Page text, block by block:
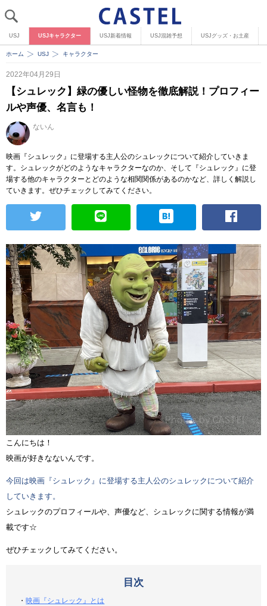
USJ USJキャラクター USJ新着情報 USJ混雑予想 USJグッズ・お土産
ホーム USJ キャラクター
2022年04月29日
【シュレック】緑の優しい怪物を徹底解説！プロフィー
ルや声優、名言も！
ないん
映画『シュレック』に登場する主人公のシュレックについて紹介していきま
す。シュレックがどのようなキャラクターなのか、そして『シュレック』に登
場する他のキャラクターとどのような相関関係があるのかなど、詳しく解説し
ていきます。ぜひチェックしてみてください。
こんにちは！
映画が好きなないんです。
今回は映画『シュレック』に登場する主人公のシュレックについて紹介
していきます。
シュレックのプロフィールや、声優など、シュレックに関する情報が満
載です☆
ぜひチェックしてみてください。
目次
・映画『シュレック』とは